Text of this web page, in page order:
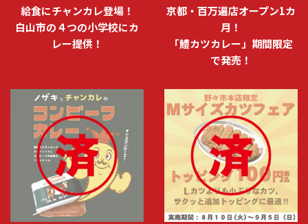
給食にチャンカレ登場！
白山市の４つの小学校にカ
レー提供！
京都・百万遍店オープン1カ
月！
「鱧カツカレー」期間限定
で発売！